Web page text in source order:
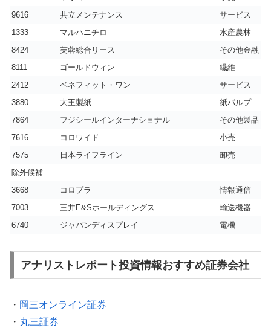
9616
共立メンテナンス
サービス
1333
マルハニチロ
水産農林
8424
芙蓉総合リース
その他金融
8111
ゴールドウィン
繊維
2412
ベネフィット・ワン
サービス
3880
大王製紙
紙パルプ
7864
フジシールインターナショナル
その他製品
7616
コロワイド
小売
7575
日本ライフライン
卸売
除外候補
3668
コロプラ
情報通信
7003
三井E&Sホールディングス
輸送機器
6740
ジャパンディスプレイ 電機
アナリストレポート投資情報おすすめ証券会社
・ 岡三オンライン証券
・ 丸三証券